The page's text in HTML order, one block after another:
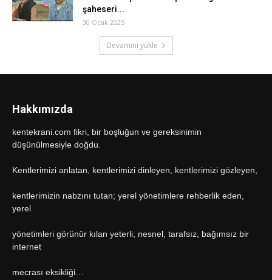
şaheseri...
30 Ocak 2025
Devamını yükle
Hakkımızda
kentekrani.com fikri, bir boşluğun ve gereksinimin
düşünülmesiyle doğdu.
Kentlerimizi anlatan, kentlerimizi dinleyen, kentlerimizi gözleyen,
kentlerimizin nabzını tutan; yerel yönetimlere rehberlik eden,
yerel
yönetimleri görünür kılan yeterli, nesnel, tarafsız, bağımsız bir
internet
mecrası eksikliği…